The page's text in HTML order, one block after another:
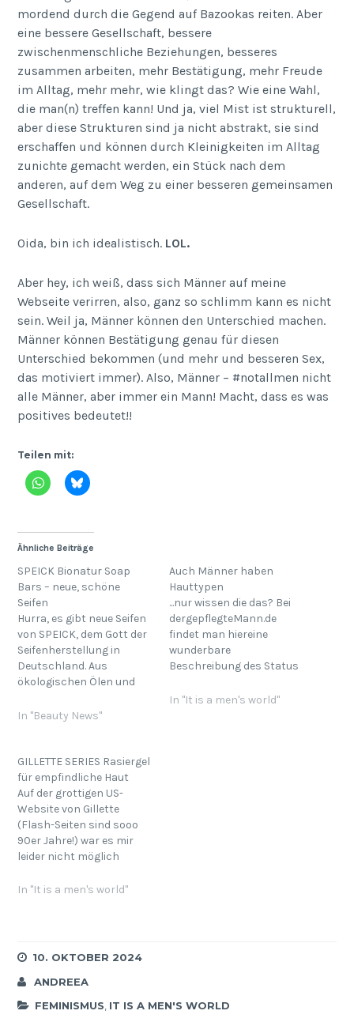
mordend durch die Gegend auf Bazookas reiten. Aber
eine bessere Gesellschaft, bessere
zwischenmenschliche Beziehungen, besseres
zusammen arbeiten, mehr Bestätigung, mehr Freude
im Alltag, mehr mehr, wie klingt das? Wie eine Wahl,
die man(n) treffen kann! Und ja, viel Mist ist strukturell,
aber diese Strukturen sind ja nicht abstrakt, sie sind
erschaffen und können durch Kleinigkeiten im Alltag
zunichte gemacht werden, ein Stück nach dem
anderen, auf dem Weg zu einer besseren gemeinsamen
Gesellschaft.
Oida, bin ich idealistisch. LOL.
Aber hey, ich weiß, dass sich Männer auf meine
Webseite verirren, also, ganz so schlimm kann es nicht
sein. Weil ja, Männer können den Unterschied machen.
Männer können Bestätigung genau für diesen
Unterschied bekommen (und mehr und besseren Sex,
das motiviert immer). Also, Männer – #notallmen nicht
alle Männer, aber immer ein Mann! Macht, dass es was
positives bedeutet!!
Teilen mit:
Ähnliche Beiträge
SPEICK Bionatur Soap
Bars – neue, schöne
Seifen
Hurra, es gibt neue Seifen
von SPEICK, dem Gott der
Seifenherstellung in
Deutschland. Aus
ökologischen Ölen und
SPEICK Seife ist immer
einige SPEICK Sachen
verschenkt (gerade für die
Männer) und die Leute
waren begeistert.
Natürlich werde ich für
Euch…
In "Beauty News"
Auch Männer haben
Hauttypen
...nur wissen die das? Bei
dergepflegteMann.de
findet man hiereine
wunderbare
Beschreibung des Status
Epidermis. Ich hätte es ja
In "It is a men's world"
GILLETTE SERIES Rasiergel
für empfindliche Haut
Auf der grottigen US-
Website von Gillette
(Flash-Seiten sind sooo
90er Jahre!) war es mir
leider nicht möglich
Gel genau heißt. Und jetzt
nachzuschauen. Das blau
Bestandteil einer ganzen
Serie und kommt…
In "It is a men's world"
10. OKTOBER 2024
ANDREEA
FEMINISMUS IT IS A MEN'S WORLD